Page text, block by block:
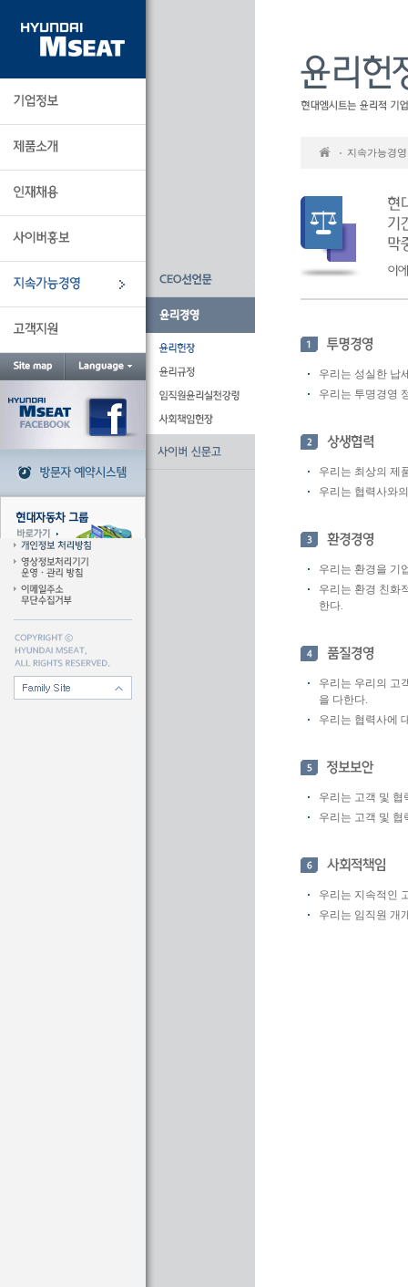
지속가능경영
우리는 성실한 납
우리는 투명경영
우리는 최상의 제
우리는 협력사와
우리는 환경을 기
우리는 환경 친화
한다.
우리는 우리의 고
을 다한다.
우리는 협력사에
우리는 고객 및
우리는 고객 및
우리는 지속적인
우리는 임직원 개